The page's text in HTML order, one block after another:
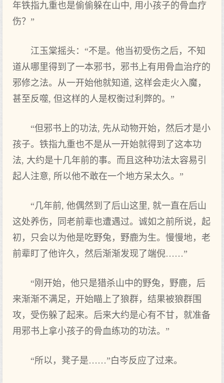
年铁指九重也是偷偷躲在山中, 用小孩子的骨血疗
伤？”
江玉棠摇头：“不是。他当初受伤之后，不知
道从哪里得到了一本邪书，邪书上有用骨血治疗的
邪修之法。从一开始他就知道, 这样会走火入魔，
甚至反噬, 但这样的人是权衡过利弊的。”
“但邪书上的功法, 先从动物开始，然后才是小
孩子。铁指九重也不是从一开始就得到了这本功
法, 大约是十几年前的事。而且这种功法太容易引
起人注意, 所以他不敢在一个地方呆太久。”
“几年前, 他偶然到了后山这里, 就一直在后山
这处养伤，同老前辈也遭遇过。诚如之前所说，起
初，只会以为他是吃野兔，野鹿为生。慢慢地，老
前辈盯了他许久，然后渐渐发现了端倪……”
“刚开始，他只是猎杀山中的野兔，野鹿，后
来渐渐不满足，开始瞄上了狼群，结果被狼群围
攻，受伤躲了起来。后来大约是心有不甘，就准备
用邪书上拿小孩子的骨血练功的功法。”
“所以，凳子是……”白岑反应了过来。